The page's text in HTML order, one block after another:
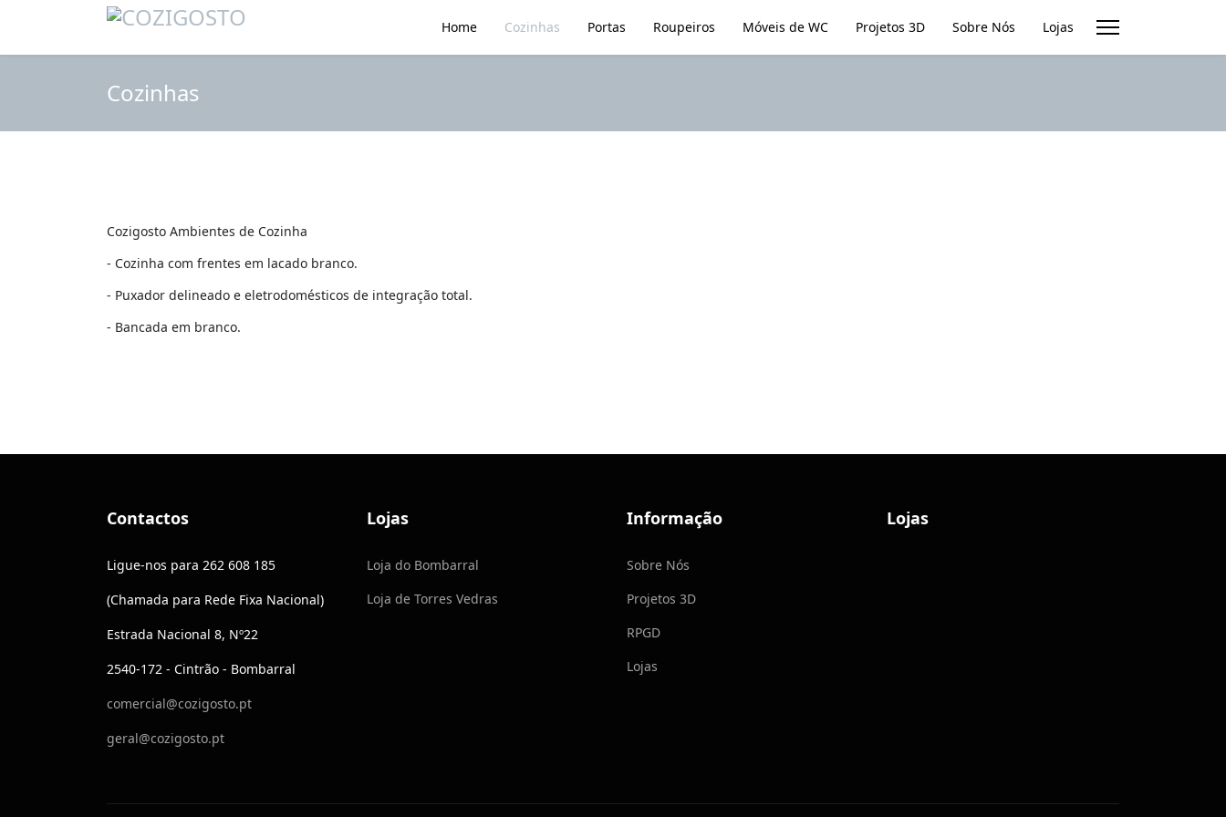
Home Cozinhas Portas Roupeiros Móveis de WC Projetos 3D Sobre Nós Lojas
Cozinhas
Cozigosto Ambientes de Cozinha
- Cozinha com frentes em lacado branco.
- Puxador delineado e eletrodomésticos de integração total.
- Bancada em branco.
Contactos
Ligue-nos para 262 608 185
(Chamada para Rede Fixa Nacional)
Estrada Nacional 8, Nº22
2540-172 - Cintrão - Bombarral
comercial@cozigosto.pt
geral@cozigosto.pt
Lojas
Loja do Bombarral
Loja de Torres Vedras
Informação
Sobre Nós
Projetos 3D
RPGD
Lojas
Lojas